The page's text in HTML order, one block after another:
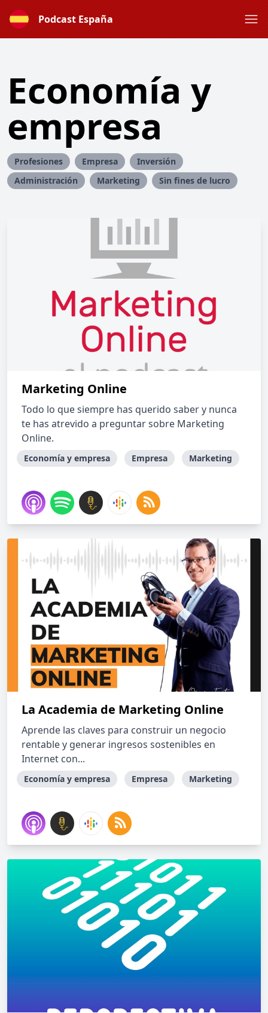
Podcast España
Economía y
empresa
Profesiones Empresa
Inversión
Administración
Marketing Sin fines de lucro
Marketing Online
Todo lo que siempre has querido saber y nunca
te has atrevido a preguntar sobre Marketing
Online.
Economía y empresa Empresa Marketing
La Academia de Marketing Online
Aprende las claves para construir un negocio
rentable y generar ingresos sostenibles en
Internet con...
Economía y empresa Empresa Marketing